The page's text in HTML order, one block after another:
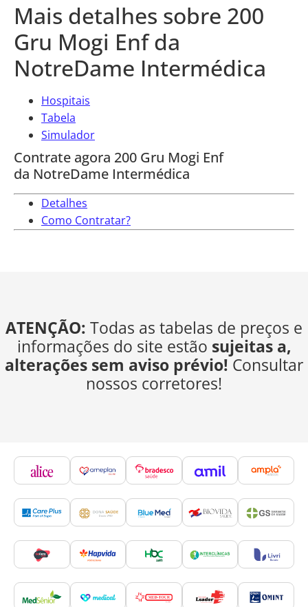
Mais detalhes sobre 200
Gru Mogi Enf da
NotreDame Intermédica
Hospitais
Tabela
Simulador
Contrate agora 200 Gru Mogi Enf
da NotreDame Intermédica
Detalhes
Como Contratar?
ATENÇÃO: Todas as tabelas de preços e
informações do site estão sujeitas a,
alterações sem aviso prévio! Consultar
nossos corretores!